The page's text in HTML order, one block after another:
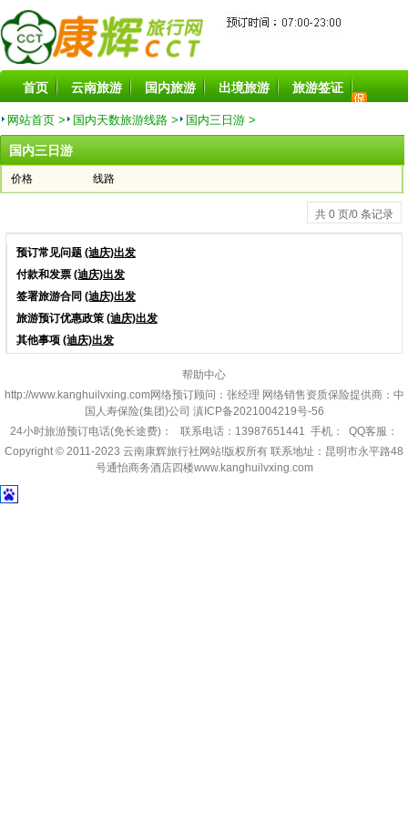
首页 云南旅游 国内旅游 出境旅游
旅游签证
旅游酒店
旅游景点 旅游租车 目的地
网站首页 > 国内天数旅游线路 > 国内三日游 >
国内三日游
价格 线路
共 0 页/0 条记录
预订常见问题 (迪庆)出发
付款和发票 (迪庆)出发
签署旅游合同 (迪庆)出发
旅游预订优惠政策 (迪庆)出发
其他事项 (迪庆)出发
帮助中心
http://www.kanghuilvxing.com网络预订顾问：张经理 网络销售资质保险提供商：中
国人寿保险(集团)公司 滇ICP备2021004219号-56
24小时旅游预订电话(免长途费)： 联系电话：13987651441 手机： QQ客服：
Copyright © 2011-2023 云南康辉旅行社网站!版权所有 联系地址：昆明市永平路48
号通怡商务酒店四楼www.kanghuilvxing.com